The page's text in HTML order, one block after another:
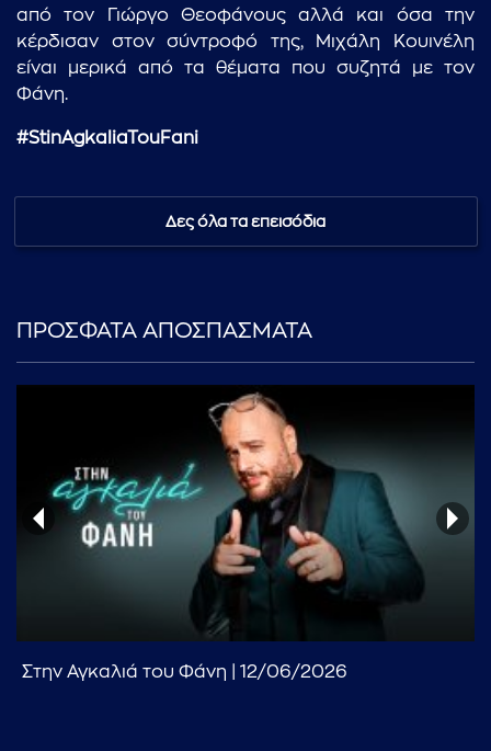
από τον Γιώργο Θεοφάνους αλλά και όσα την
κέρδισαν στον σύντροφό της, Μιχάλη Κουινέλη
είναι μερικά από τα θέματα που συζητά με τον
Φάνη.
#StinAgkaliaTouFani
Δες όλα τα επεισόδια
ΠΡΟΣΦΑΤΑ ΑΠΟΣΠΑΣΜΑΤΑ
Στην Αγκαλιά του Φάνη | 12/06/2026